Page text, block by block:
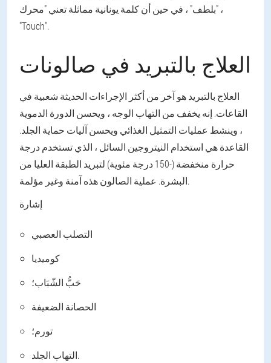
بلطف" ، في حين أن كلمة يونانية مماثلة تعني "محرك" ،
"Touch".
العلاج بالتبريد في صالونات
العلاج بالتبريد هو آخر من أكثر الإجراءات الحديثة شعبية في
القاعات. إنه يخفف من التهاب الوجه ، ويحسن الدورة الدموية
، وينشط عمليات التمثيل الغذائي ويحسن آليات حماية الجلد.
القاعدة هي استخدام النيتروجين السائل ، الذي تستخدم درجة
حرارة منخفضة (-150 درجة مئوية) لتبريد الطبقة العليا من
البشرة. عملية الصالون هذه آمنة وغير مؤلمة.
إشارة
التصلب العصبي
كوميديا
حَبُّ الشّبَاب؛
الحصانة الضعيفة
تورم؛
التهاب الجلد.